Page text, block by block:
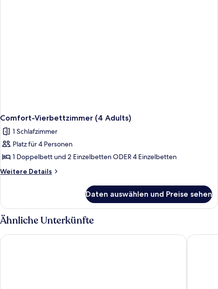
Comfort-Vierbettzimmer (4 Adults)
1 Schlafzimmer
Platz für 4 Personen
1 Doppelbett und 2 Einzelbetten ODER 4 Einzelbetten
Weitere Details
Weitere
Vierbettzimmer
(4
Adults)
Daten auswählen und Preise sehen
Ähnliche Unterkünfte
Praia Art Resort PM